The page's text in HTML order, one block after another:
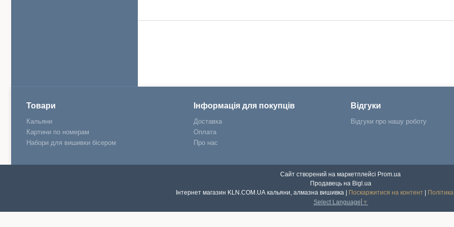
Товари
Кальяни
Картини по номерам
Набори для вишивки бісером
Інформація для покупців
Доставка
Оплата
Про нас
Відгуки
Відгуки про нашу роботу
Сайт створений на маркетплейсі Prom.ua
Продавець на Bigl.ua
Поскаржитися на контент
Select Language ▼